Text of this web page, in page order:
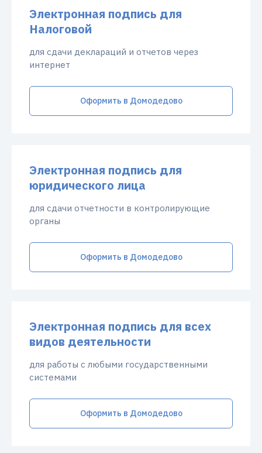
Электронная подпись для
Налоговой
для сдачи деклараций и отчетов через
интернет
Оформить в Домодедово
Электронная подпись для
юридического лица
для сдачи отчетности в контролирующие
органы
Оформить в Домодедово
Электронная подпись для всех
видов деятельности
для работы с любыми государственными
системами
Оформить в Домодедово